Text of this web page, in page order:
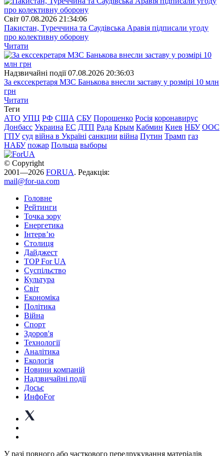
Свiт 07.08.2026 21:34:06
Пакистан, Туреччина та Саудівська Аравія підписали угоду
про колективну оборону
Читати
Надзвичайні події 07.08.2026 20:36:03
За екссекретаря МЗС Банькова внесли заставу у розмірі 10 млн
грн
Читати
Теги
АТО УПЦ РФ США СБУ Порошенко Росія коронавирус
Донбасс Украина ЕС ДТП Рада Крым Кабмин Киев НБУ ООС
ГПУ суд війна в Україні санкции війна Путин Трамп газ
НАБУ пожар Польша выборы
© Copyright
2001—2026 FORUA. Редакція:
mail@for-ua.com
Головне
Рейтинги
Точка зору
Енергетика
Інтерв’ю
Столиця
Дайджест
TOP For UA
Суспiльство
Культура
Світ
Економіка
Політика
Війна
Спорт
Здоров'я
Технології
Аналітика
Екологія
Новини компаній
Надзвичайні події
Досьє
ИнфоFor
У разі повного або часткового передрукування матеріалів